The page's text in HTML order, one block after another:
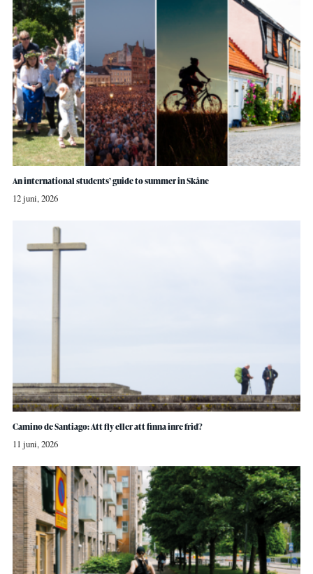
An international students’ guide to summer in Skåne
12 juni, 2026
Camino de Santiago: Att fly eller att finna inre frid?
11 juni, 2026